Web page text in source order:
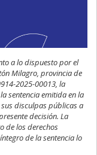
a lo dispuesto por el
Milagro, provincia de
2025-00013, la
sentencia emitida en la
sus disculpas públicas a
decisión. La
de los derechos
de la sentencia lo